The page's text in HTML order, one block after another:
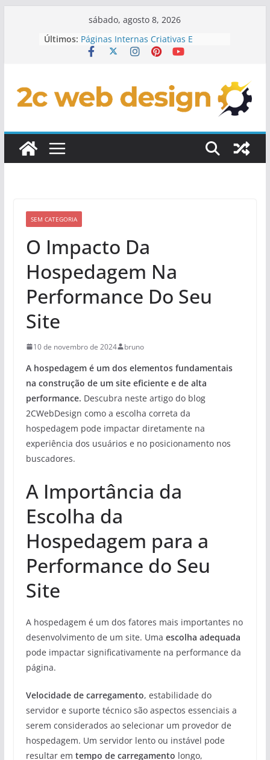
sábado, agosto 8, 2026
Últimos: Páginas Internas Criativas E
Personalizadas
Elementos Interativos Em Design
De Sites
Conteúdo Dinâmico Em Sites
Como Integrar Redes Sociais Em
SEM CATEGORIA
O Impacto Da
Hospedagem Na
Performance Do Seu
Site
10 de novembro de 2024 bruno
A hospedagem é um dos elementos fundamentais
na construção de um site eficiente e de alta
performance. Descubra neste artigo do blog
2CWebDesign como a escolha correta da
hospedagem pode impactar diretamente na
experiência dos usuários e no posicionamento nos
buscadores.
A Importância da
Escolha da
Hospedagem para a
Performance do Seu
Site
A hospedagem é um dos fatores mais importantes no
desenvolvimento de um site. Uma escolha adequada
pode impactar significativamente na performance da
página.
Velocidade de carregamento, estabilidade do
servidor e suporte técnico são aspectos essenciais a
serem considerados ao selecionar um provedor de
hospedagem. Um servidor lento ou instável pode
resultar em tempo de carregamento longo,